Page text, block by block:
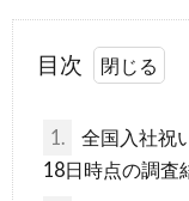
目次
1.
全国入社祝
18日時点の調査